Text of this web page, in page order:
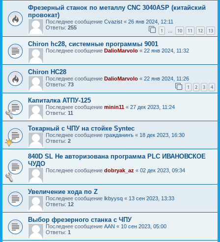
Фрезерный станок по металлу CNC 3040ASP (китайский
провокат)
Последнее сообщение Cvazist « 26 янв 2024, 12:11
Ответы: 255 1 … 10 11 12 13
Chiron hc28, системные программы 9001
Последнее сообщение DalioMarvolo « 22 янв 2024, 11:32
Chiron HC28
Последнее сообщение DalioMarvolo « 22 янв 2024, 11:26
Ответы: 73 1 2 3 4
Капиталка АТПУ-125
Последнее сообщение minin11 « 27 дек 2023, 11:24
Ответы: 11
Токарный с ЧПУ на стойке Syntec
Последнее сообщение гражданинъ « 18 дек 2023, 16:30
Ответы: 2
840D SL Не авторизована программа PLC ИВАНОВСКОЕ
ЧУДО
Последнее сообщение dobryak_az « 02 дек 2023, 09:34
Увеличение хода по Z
Последнее сообщение lkbyysq « 13 сен 2023, 13:33
Ответы: 12
Выбор фрезерного станка с ЧПУ
Последнее сообщение AAN « 10 сен 2023, 05:00
Ответы: 1